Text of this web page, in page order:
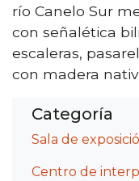
río Canelo Sur
con señalética
escaleras,
con madera
Categoría
Sala de
Centro de